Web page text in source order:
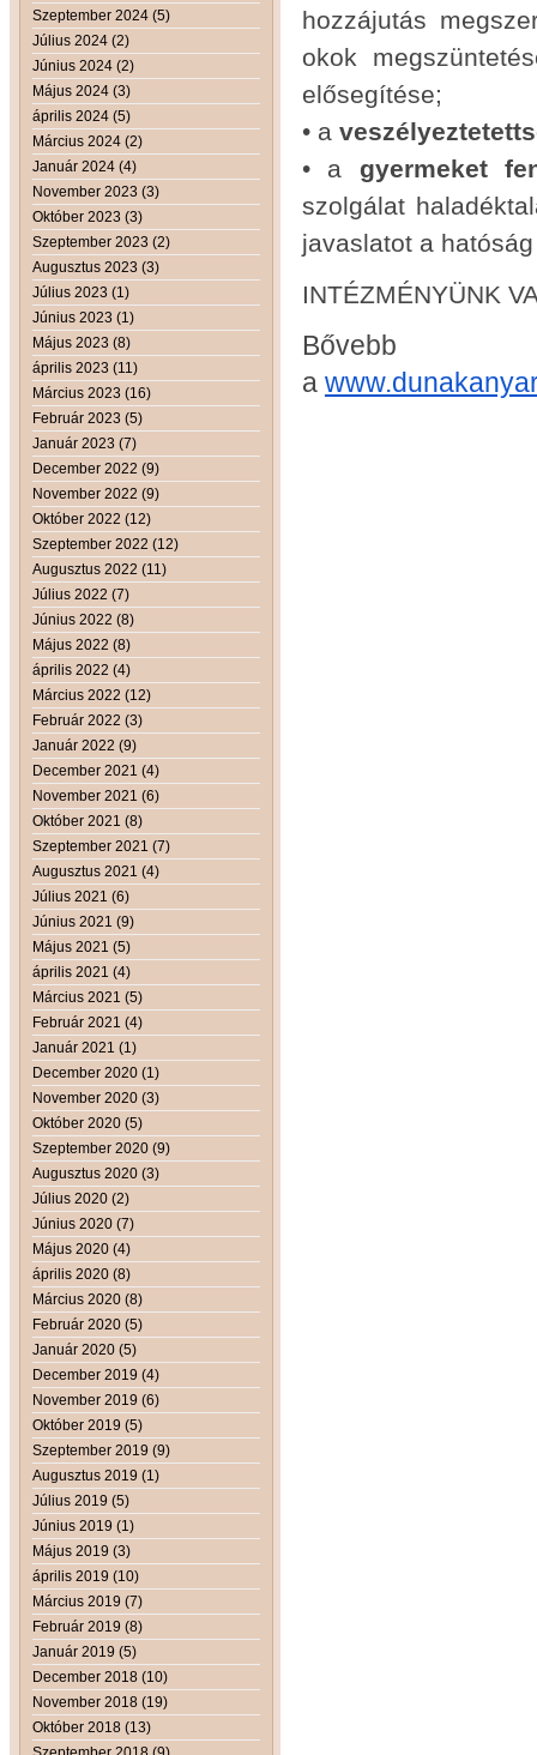
Szeptember 2024 (5)
Július 2024 (2)
Június 2024 (2)
Május 2024 (3)
április 2024 (5)
Március 2024 (2)
Január 2024 (4)
November 2023 (3)
Október 2023 (3)
Szeptember 2023 (2)
Augusztus 2023 (3)
Július 2023 (1)
Június 2023 (1)
Május 2023 (8)
április 2023 (11)
Március 2023 (16)
Február 2023 (5)
Január 2023 (7)
December 2022 (9)
November 2022 (9)
Október 2022 (12)
Szeptember 2022 (12)
Augusztus 2022 (11)
Július 2022 (7)
Június 2022 (8)
Május 2022 (8)
április 2022 (4)
Március 2022 (12)
Február 2022 (3)
Január 2022 (9)
December 2021 (4)
November 2021 (6)
Október 2021 (8)
Szeptember 2021 (7)
Augusztus 2021 (4)
Július 2021 (6)
Június 2021 (9)
Május 2021 (5)
április 2021 (4)
Március 2021 (5)
Február 2021 (4)
Január 2021 (1)
December 2020 (1)
November 2020 (3)
Október 2020 (5)
Szeptember 2020 (9)
Augusztus 2020 (3)
Július 2020 (2)
Június 2020 (7)
Május 2020 (4)
április 2020 (8)
Március 2020 (8)
Február 2020 (5)
Január 2020 (5)
December 2019 (4)
November 2019 (6)
Október 2019 (5)
Szeptember 2019 (9)
Augusztus 2019 (1)
Július 2019 (5)
Június 2019 (1)
Május 2019 (3)
április 2019 (10)
Március 2019 (7)
Február 2019 (8)
Január 2019 (5)
December 2018 (10)
November 2018 (19)
Október 2018 (13)
hozzájutás
okok
elősegítése;
• a
• a gyermeket
szolgálat
javaslatot a
INTÉZMÉNYÜNK
Bővebb
a